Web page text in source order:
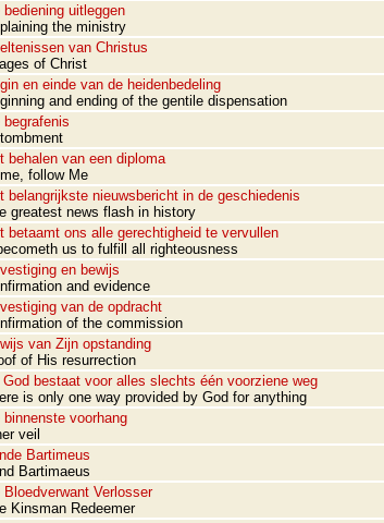
bediening uitleggen
the ministry
van Christus
of Christ
en einde van de heidenbedeling
and ending of the gentile dispensation
begrafenis
behalen van een diploma
follow Me
belangrijkste nieuwsbericht in de geschiedenis
greatest news flash in history
betaamt ons alle gerechtigheid te vervullen
us to fulfill all righteousness
en bewijs
and evidence
van de opdracht
of the commission
van Zijn opstanding
of His resurrection
God bestaat voor alles slechts één voorziene weg
is only one way provided by God for anything
binnenste voorhang
veil
Bartimeus
Bartimaeus
Bloedverwant Verlosser
Kinsman Redeemer